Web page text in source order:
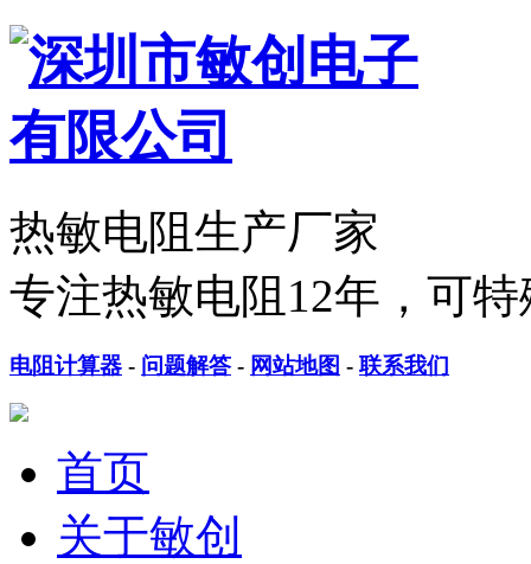
热敏电阻生产厂家
专注热敏电阻12年，可
电阻计算器 - 问题解答 - 网站地图 - 联系我们
首页
关于敏创